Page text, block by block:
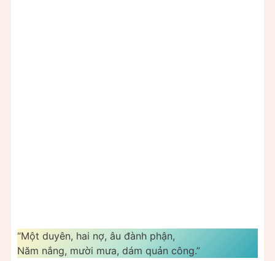
“Một duyên, hai nợ, âu đành phận,
Năm nắng, mười mưa, dám quản công.”